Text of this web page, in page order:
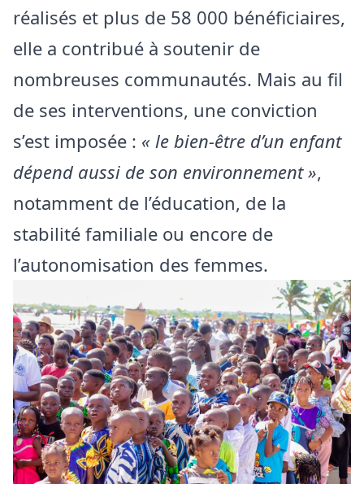
réalisés et plus de 58 000 bénéficiaires,
elle a contribué à soutenir de
nombreuses communautés. Mais au fil
de ses interventions, une conviction
s’est imposée : « le bien-être d’un enfant
dépend aussi de son environnement »,
notamment de l’éducation, de la
stabilité familiale ou encore de
l’autonomisation des femmes.